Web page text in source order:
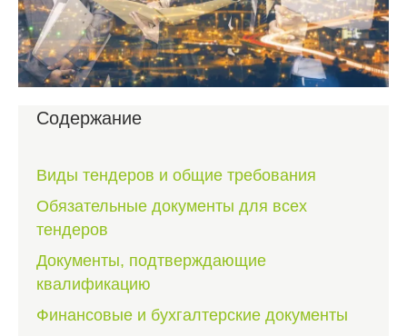
Содержание
Виды тендеров и общие требования
Обязательные документы для всех
тендеров
Документы, подтверждающие
квалификацию
Финансовые и бухгалтерские документы